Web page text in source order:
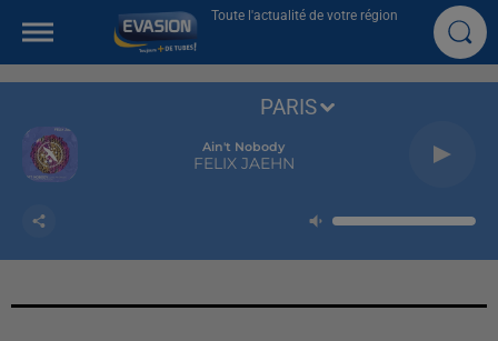
Toute l'actualité de votre région
Ain't Nobody
FELIX JAEHN
PARIS